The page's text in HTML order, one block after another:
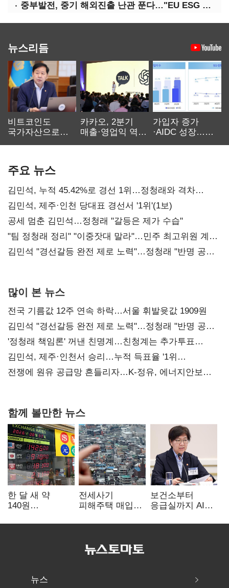
중부발전, 중기 해외진출 난관 푼다…"EU ESG 실사 공동 대응"
뉴스리듬
비트코인도
국가자산으로…'
카카오, 2분기
매출·영업익 역대
가입자 증가
·AIDC 성장…
주요 뉴스
김민석, 누적 45.42%로 경선 1위…정청래와 격차
0.86%p(2보)
김민석, 제주·인천 당대표 경선서 '1위'(1보)
공세 멈춘 김민석…정청래 "갈등은 제가 수습"
"팀 정청래 정리" "이중잣대 말라"…민주 최고위원 계파
다툼 격화
김민석 "경선갈등 완전 제로 노력"…정청래 "반명 공세
많이 본 뉴스
전국 기름값 12주 연속 하락…서울 휘발윳값 1909원
김민석 "경선갈등 완전 제로 노력"…정청래 "반명 공세
사과부터"
'정청래 책임론' 꺼낸 친명계…친청계는 추가투표
때리기
김민석, 제주·인천서 승리…누적 득표율 '1위
탈환'(종합)
전쟁에 원유 공급망 흔들리자…K-정유, 에너지안보
함께 볼만한 뉴스
한 달 새 약
140원
엔저'에 원화
전세사기
피해주택 매입
누적 피해자
보건소부터
응급실까지 AI
혁신 본격화
뉴스